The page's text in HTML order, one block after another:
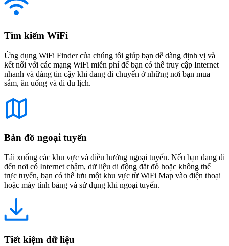
Tìm kiếm WiFi
Ứng dụng WiFi Finder của chúng tôi giúp bạn dễ dàng định vị và
kết nối với các mạng WiFi miễn phí để bạn có thể truy cập Internet
nhanh và đáng tin cậy khi đang di chuyển ở những nơi bạn mua
sắm, ăn uống và đi du lịch.
Bản đồ ngoại tuyến
Tải xuống các khu vực và điều hướng ngoại tuyến. Nếu bạn đang đi
đến nơi có Internet chậm, dữ liệu di động đắt đỏ hoặc không thể
trực tuyến, bạn có thể lưu một khu vực từ WiFi Map vào điện thoại
hoặc máy tính bảng và sử dụng khi ngoại tuyến.
Tiết kiệm dữ liệu